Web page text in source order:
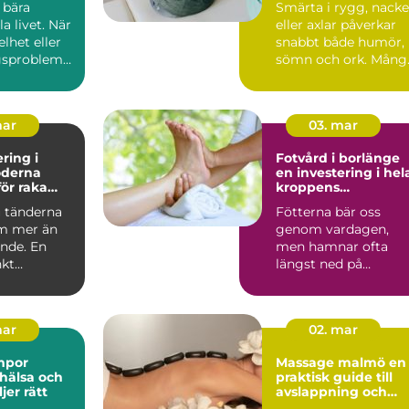
livet. När
eller
Smärta i rygg, nacke
eller axlar påverkar
snabbt både humör,
sömn och ork.
i
raka
mer än
En
03. mar
Fotvård i borlänge
en investering i
kroppens
Fötterna bär oss
genom vardagen,
men hamnar ofta
längst ned på
Många väntar med...
och
rätt
02. mar
Massage malmö en
praktisk guide till
avslappning och